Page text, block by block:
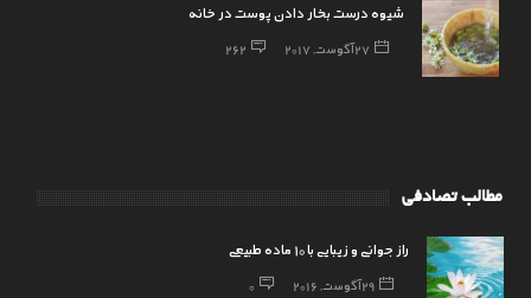
شیوه درست بخار دادن پوست در خانه
27 آگوست, 2017 262
مطالب تصادفی
راز جوانی و زیبایی با 10 ماده طبیعی
29 آگوست, 2016 0